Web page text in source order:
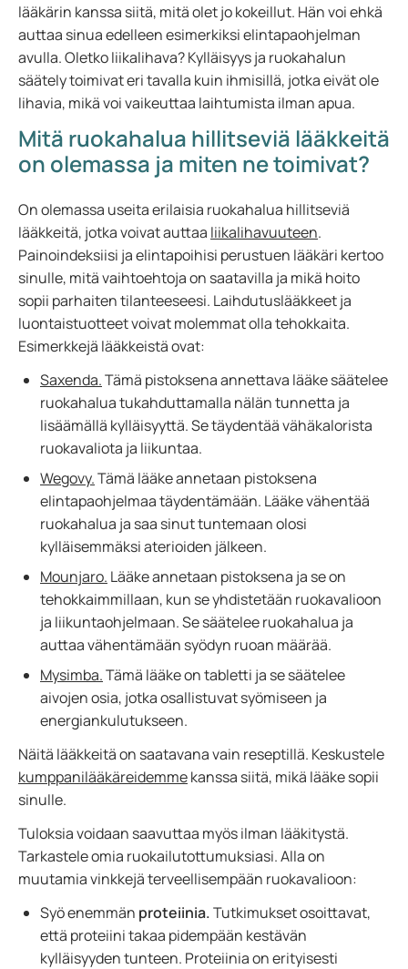
lääkärin kanssa siitä, mitä olet jo kokeillut. Hän voi ehkä
auttaa sinua edelleen esimerkiksi elintapaohjelman
avulla. Oletko liikalihava? Kylläisyys ja ruokahalun
säätely toimivat eri tavalla kuin ihmisillä, jotka eivät ole
lihavia, mikä voi vaikeuttaa laihtumista ilman apua.
Mitä ruokahalua hillitseviä lääkkeitä
on olemassa ja miten ne toimivat?
On olemassa useita erilaisia ruokahalua hillitseviä
lääkkeitä, jotka voivat auttaa liikalihavuuteen.
Painoindeksiisi ja elintapoihisi perustuen lääkäri kertoo
sinulle, mitä vaihtoehtoja on saatavilla ja mikä hoito
sopii parhaiten tilanteeseesi. Laihdutuslääkkeet ja
luontaistuotteet voivat molemmat olla tehokkaita.
Esimerkkejä lääkkeistä ovat:
Saxenda.Tämä pistoksena annettava lääke säätelee
ruokahalua tukahduttamalla nälän tunnetta ja
lisäämällä kylläisyyttä. Se täydentää vähäkalorista
ruokavaliota ja liikuntaa.
Wegovy.Tämä lääke annetaan pistoksena
elintapaohjelmaa täydentämään. Lääke vähentää
ruokahalua ja saa sinut tuntemaan olosi
kylläisemmäksi aterioiden jälkeen.
Mounjaro. Lääke annetaan pistoksena ja se on
tehokkaimmillaan, kun se yhdistetään ruokavalioon
ja liikuntaohjelmaan. Se säätelee ruokahalua ja
auttaa vähentämään syödyn ruoan määrää.
Mysimba.Tämä lääke on tabletti ja se säätelee
aivojen osia, jotka osallistuvat syömiseen ja
energiankulutukseen.
Näitä lääkkeitä on saatavana vain reseptillä. Keskustele
kumppanilääkäreidemmekanssa siitä, mikä lääke sopii
sinulle.
Tuloksia voidaan saavuttaa myös ilman lääkitystä.
Tarkastele omia ruokailutottumuksiasi. Alla on
muutamia vinkkejä terveellisempään ruokavalioon:
Syö enemmän proteiinia.Tutkimukset osoittavat,
että proteiini takaa pidempään kestävän
kylläisyyden tunteen. Proteiinia on erityisesti